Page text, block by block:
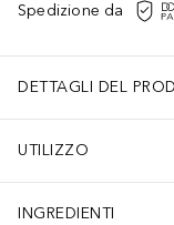
Spedizione da
DETTAGLI DEL
UTILIZZO
INGREDIENTI